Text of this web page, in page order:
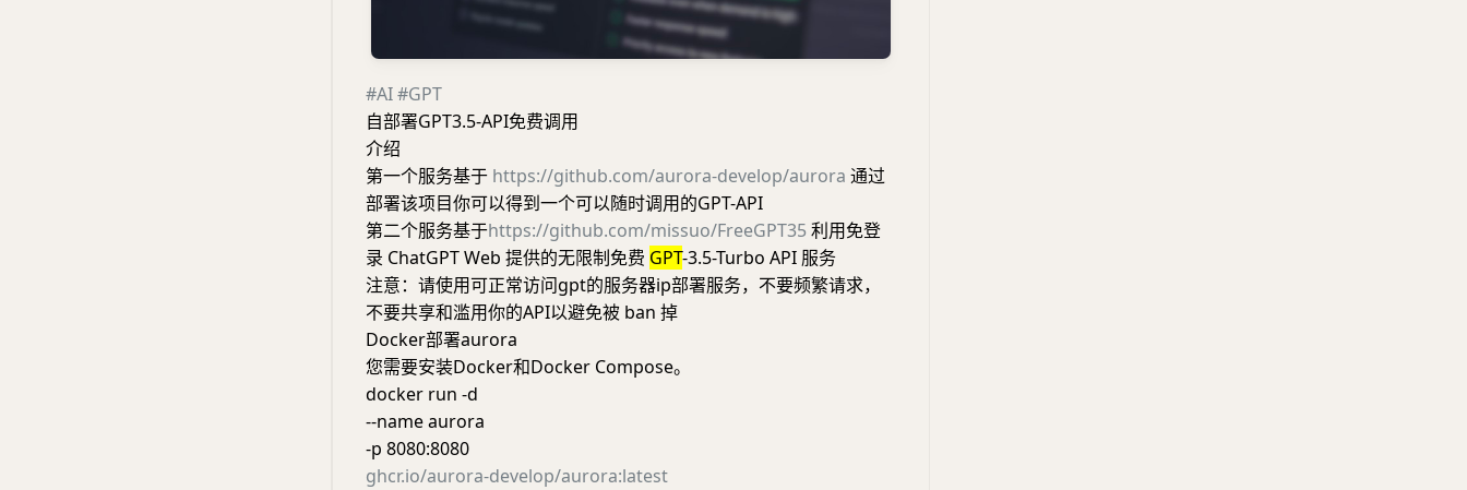
#AI#GPT
自部署GPT3.5-API免费调用
介绍
第一个服务基于 https://github.com/aurora-develop/aurora 通过
部署该项目你可以得到一个可以随时调用的GPT-API
第二个服务基于https://github.com/missuo/FreeGPT35利用免登
录 ChatGPT Web 提供的无限制免费 GPT-3.5-Turbo API 服务
注意：请使用可正常访问gpt的服务器ip部署服务，不要频繁请求，
不要共享和滥用你的API以避免被 ban 掉
Docker部署aurora
您需要安装Docker和Docker Compose。
docker run -d
--name aurora
-p 8080:8080
ghcr.io/aurora-develop/aurora:latest